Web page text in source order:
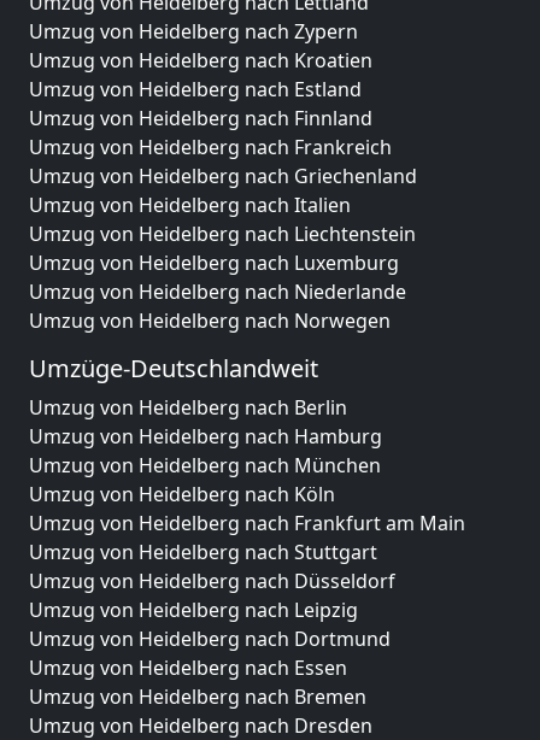
Umzug von Heidelberg nach Zypern
Umzug von Heidelberg nach Kroatien
Umzug von Heidelberg nach Estland
Umzug von Heidelberg nach Finnland
Umzug von Heidelberg nach Frankreich
Umzug von Heidelberg nach Griechenland
Umzug von Heidelberg nach Italien
Umzug von Heidelberg nach Liechtenstein
Umzug von Heidelberg nach Luxemburg
Umzug von Heidelberg nach Niederlande
Umzug von Heidelberg nach Norwegen
Umzüge-Deutschlandweit
Umzug von Heidelberg nach Berlin
Umzug von Heidelberg nach Hamburg
Umzug von Heidelberg nach München
Umzug von Heidelberg nach Köln
Umzug von Heidelberg nach Frankfurt am Main
Umzug von Heidelberg nach Stuttgart
Umzug von Heidelberg nach Düsseldorf
Umzug von Heidelberg nach Leipzig
Umzug von Heidelberg nach Dortmund
Umzug von Heidelberg nach Essen
Umzug von Heidelberg nach Bremen
Umzug von Heidelberg nach Dresden